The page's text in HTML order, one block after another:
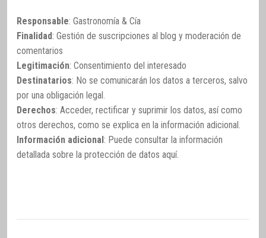
Responsable: Gastronomía & Cía
Finalidad: Gestión de suscripciones al blog y moderación de
comentarios
Legitimación: Consentimiento del interesado
Destinatarios: No se comunicarán los datos a terceros, salvo
por una obligación legal.
Derechos: Acceder, rectificar y suprimir los datos, así como
otros derechos, como se explica en la información adicional.
Información adicional: Puede consultar la información
detallada sobre la protección de datos aquí.